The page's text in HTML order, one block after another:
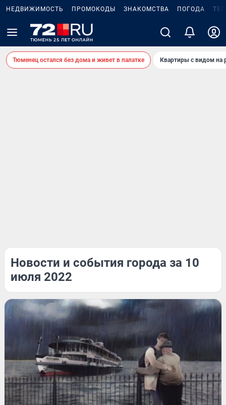
НЕДВИЖИМОСТЬ ПРОМОКОДЫ ЗНАКОМСТВА ПОГОДА
Тюменец остался без дома и живет в палатке Квартиры с видом на
Новости и события города за 10
июля 2022